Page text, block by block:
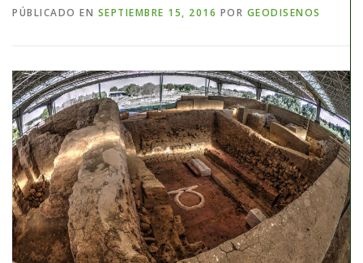
PÚBLICADO EN SEPTIEMBRE 15, 2016 POR GEODISENOS